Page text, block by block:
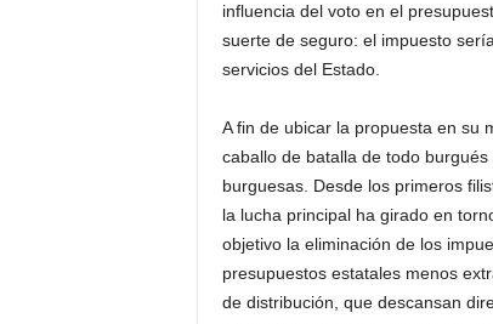
influencia del voto en el
suerte de seguro: el impuesto
servicios del Estado.
A fin de ubicar la propuesta en su
caballo de batalla de todo
burguesas. Desde los primeros
la lucha principal ha girado en
objetivo la eliminación de los
presupuestos estatales menos
de distribución, que descansan